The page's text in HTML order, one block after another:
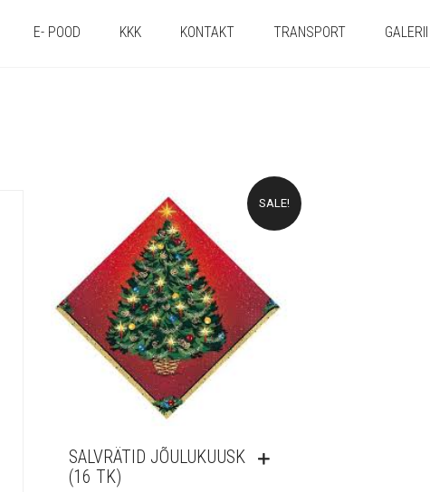
E- POOD KKK KONTAKT TRANSPORT GALERII
SALE!
SALVRÄTID JÕULUKUUSK
(16 TK)